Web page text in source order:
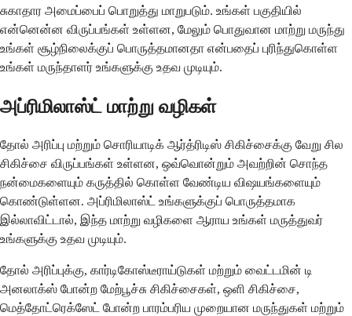
சுகாதார அமைப்பைப் பொறுத்து மாறுபடும். உங்கள் பகுதியில்
என்னென்ன விருப்பங்கள் உள்ளன, மேலும் பொதுவான மாற்று மருந்து
உங்கள் சூழ்நிலைக்குப் பொருத்தமானதா என்பதைப் புரிந்துகொள்ள
உங்கள் மருந்தாளர் உங்களுக்கு உதவ முடியும்.
அப்ரிமிலாஸ்ட் மாற்று வழிகள்
தோல் அரிப்பு மற்றும் சொரியாடிக் ஆர்த்ரிடிஸ் சிகிச்சைக்கு வேறு சில
சிகிச்சை விருப்பங்கள் உள்ளன, ஒவ்வொன்றும் அவற்றின் சொந்த
நன்மைகளையும் கருத்தில் கொள்ள வேண்டிய விஷயங்களையும்
கொண்டுள்ளன. அப்ரிமிலாஸ்ட் உங்களுக்குப் பொருத்தமாக
இல்லாவிட்டால், இந்த மாற்று வழிகளை ஆராய உங்கள் மருத்துவர்
உங்களுக்கு உதவ முடியும்.
தோல் அரிப்புக்கு, கார்டிகோஸ்டீராய்டுகள் மற்றும் வைட்டமின் டி
அனலாக்ஸ் போன்ற மேற்பூச்சு சிகிச்சைகள், ஒளி சிகிச்சை,
மெத்தோட்ரெக்ஸேட் போன்ற பாரம்பரிய முறையான மருந்துகள் மற்றும்